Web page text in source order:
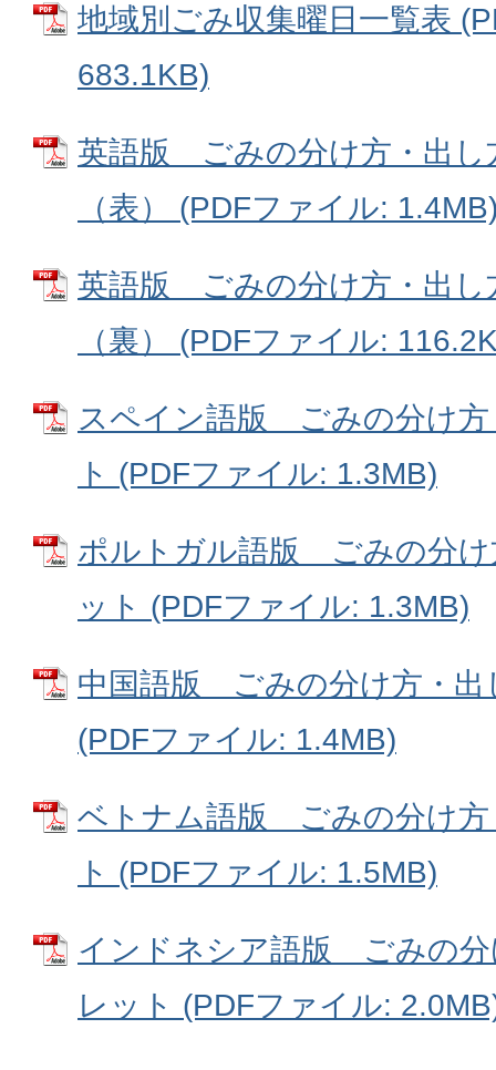
地域別ごみ収集曜日一覧表
683.1KB)
英語版 ごみの分け方・出し
（表） (PDFファイル:
英語版 ごみの分け方・出し
（裏） (PDFファイル:
スペイン語版 ごみの分け方
ト (PDFファイル: 1.3MB)
ポルトガル語版 ごみの分け
ット (PDFファイル: 1.3MB)
中国語版 ごみの分け方・出
(PDFファイル: 1.4MB)
ベトナム語版 ごみの分け方
ト (PDFファイル: 1.5MB)
インドネシア語版 ごみの分
レット (PDFファイル: